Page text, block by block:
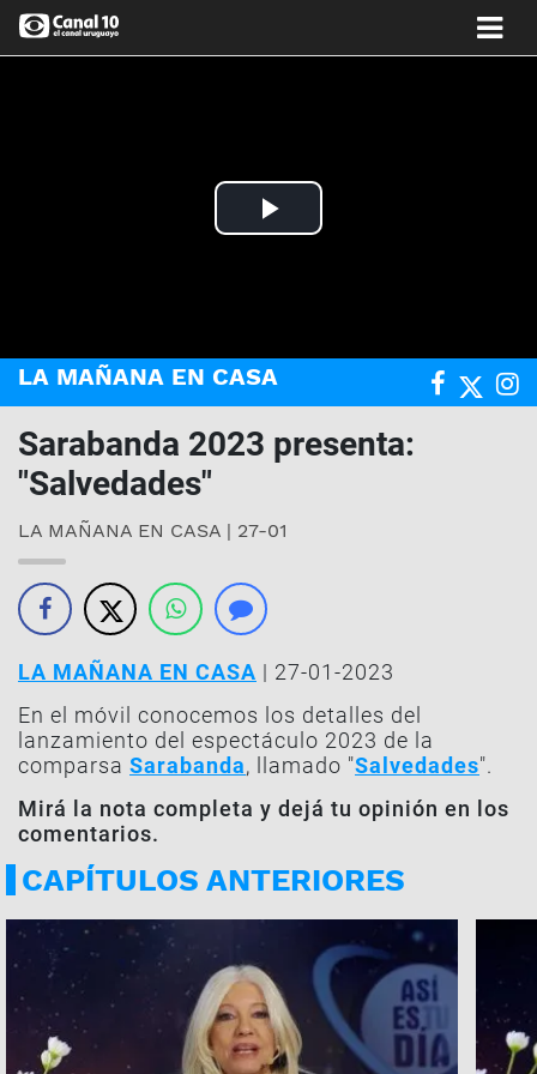
Play
LA MAÑANA EN CASA
Sarabanda 2023 presenta:
"Salvedades"
LA MAÑANA EN CASA | 27-01
LA MAÑANA EN CASA | 27-01-2023
En el móvil conocemos los detalles del
lanzamiento del espectáculo 2023 de la
comparsa Sarabanda, llamado "Salvedades".
Mirá la nota completa y dejá tu opinión en los
comentarios.
CAPÍTULOS ANTERIORES